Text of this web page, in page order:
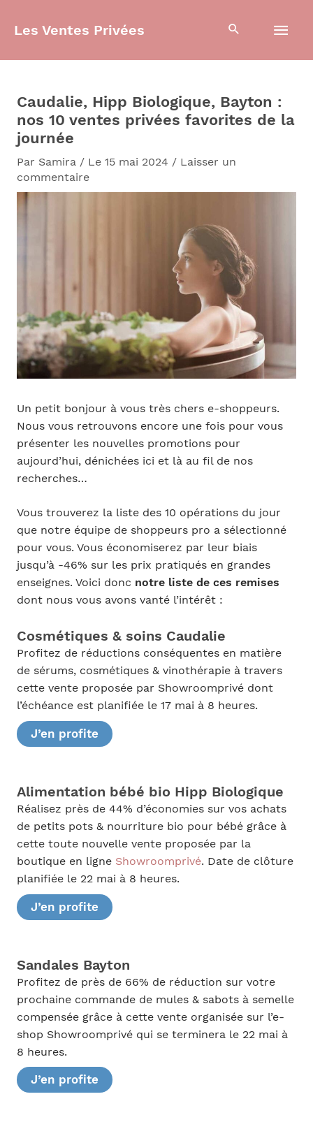
Les Ventes Privées
Caudalie, Hipp Biologique, Bayton :
nos 10 ventes privées favorites de la
journée
Par Samira / Le 15 mai 2024 / Laisser un
commentaire
Un petit bonjour à vous très chers e-shoppeurs.
Nous vous retrouvons encore une fois pour vous
présenter les nouvelles promotions pour
aujourd’hui, dénichées ici et là au fil de nos
recherches…
Vous trouverez la liste des 10 opérations du jour
que notre équipe de shoppeurs pro a sélectionné
pour vous. Vous économiserez par leur biais
jusqu’à -46% sur les prix pratiqués en grandes
enseignes. Voici donc notre liste de ces remises
dont nous vous avons vanté l’intérêt :
Cosmétiques & soins Caudalie
Profitez de réductions conséquentes en matière
de sérums, cosmétiques & vinothérapie à travers
cette vente proposée par Showroomprivé dont
l’échéance est planifiée le 17 mai à 8 heures.
J’en profite
Alimentation bébé bio Hipp Biologique
Réalisez près de 44% d’économies sur vos achats
de petits pots & nourriture bio pour bébé grâce à
cette toute nouvelle vente proposée par la
boutique en ligne Showroomprivé. Date de clôture
planifiée le 22 mai à 8 heures.
J’en profite
Sandales Bayton
Profitez de près de 66% de réduction sur votre
prochaine commande de mules & sabots à semelle
compensée grâce à cette vente organisée sur l’e-
shop Showroomprivé qui se terminera le 22 mai à
8 heures.
J’en profite